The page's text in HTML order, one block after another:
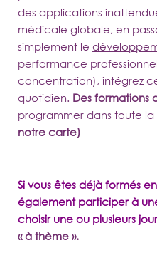
des applications
médicale globale, en
simplement le
performance
concentration), intégrez
quotidien. Des formations
programmer dans toute
notre carte)
Si vous êtes déjà formés
également participer à
choisir une ou plusieurs
« à thème ».